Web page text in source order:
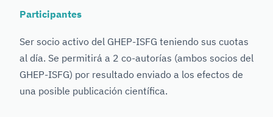
Participantes
Ser socio activo del GHEP-ISFG teniendo sus cuotas
al día. Se permitirá a 2 co-autorías (ambos socios del
GHEP-ISFG) por resultado enviado a los efectos de
una posible publicación científica.